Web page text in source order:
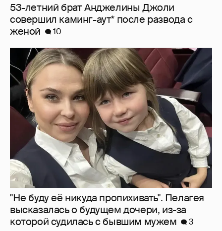
53-летний брат Анджелины Джоли
совершил каминг-аут* после развода с
женой
10
"Не буду её никуда пропихивать". Пелагея
высказалась о будущем дочери, из-за
которой судилась с бывшим мужем
3